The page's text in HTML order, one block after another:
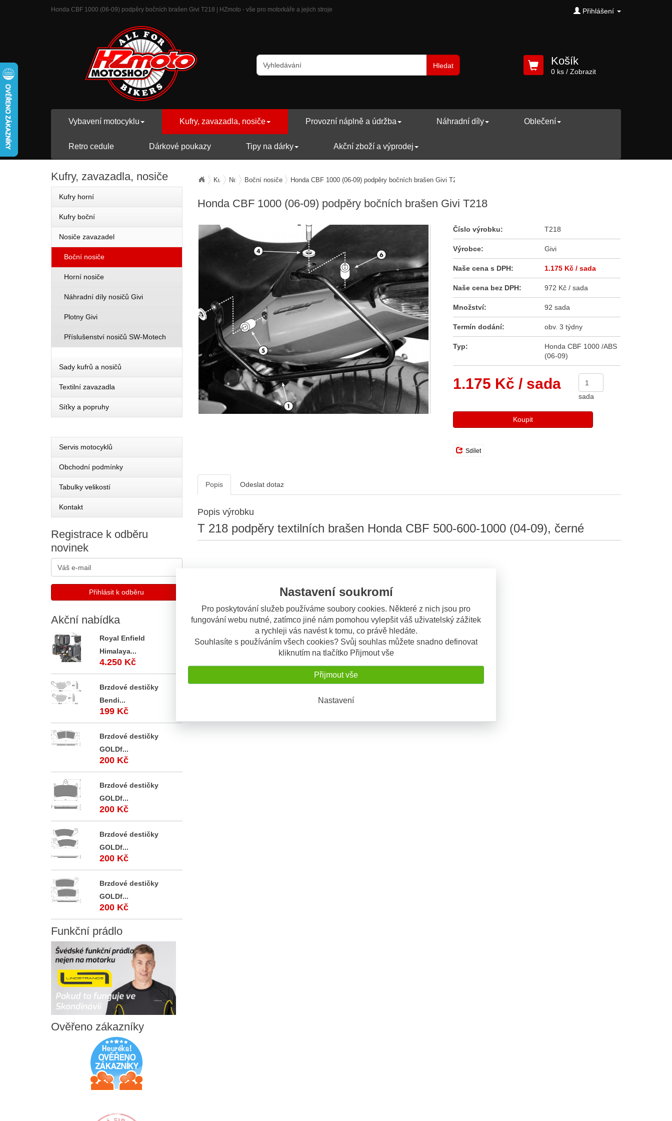
Nastavení soukromí
Pro poskytování služeb používáme soubory cookies. Některé z nich jsou pro
fungování webu nutné, zatímco jiné nám pomohou vylepšit váš uživatelský zážitek
a rychleji vás navést k tomu, co právě hledáte.
Souhlasíte s používáním všech cookies? Svůj souhlas můžete snadno definovat
kliknutím na tlačítko Přijmout vše
Přijmout vše
Nastavení
Honda CBF 1000 (06-09) podpěry bočních brašen Givi T218 | HZmoto - vše pro motorkáře a jejich stroje Přihlášení
Hledat Košík
0 ks/ Zobrazit
Vybavení motocyklu Kufry, zavazadla, nosiče Provozní náplně a údržba Náhradní díly Oblečení
Retro cedule Dárkové poukazy Tipy na dárky Akční zboží a výprodej
Kufry, zavazadla, nosiče
Nosiče zavazadel
Boční nosiče Honda CBF 1000 (06-09) podpěry bočních brašen Givi T218
Honda CBF 1000 (06-09) podpěry bočních brašen Givi T218
Číslo výrobku: T218
Výrobce: Givi
Naše cena s DPH: 1.175 Kč / sada
Naše cena bez DPH: 972 Kč / sada
Množství: 92 sada
Termín dodání: obv. 3 týdny
Typ:
Honda CBF 1000 /ABS
(06-09)
1.175 Kč / sada
sada
Koupit
Sdílet
Popis Odeslat dotaz
Popis výrobku
T 218 podpěry textilních brašen Honda CBF 500-600-1000 (04-09), černé
Kufry, zavazadla, nosiče
Kufry horní
Kufry boční
Nosiče zavazadel
Boční nosiče
Horní nosiče
Náhradní díly nosičů Givi
Plotny Givi
Příslušenství nosičů SW-Motech
Sady kufrů a nosičů
Textilní zavazadla
Síťky a popruhy
Servis motocyklů
Obchodní podmínky
Tabulky velikostí
Kontakt
Registrace k odběru
novinek
Akční nabídka
Royal Enfield
Himalaya...
4.250 Kč
Brzdové destičky
Bendi...
199 Kč
Brzdové destičky
GOLDf...
200 Kč
Brzdové destičky
GOLDf...
200 Kč
Brzdové destičky
GOLDf...
200 Kč
Brzdové destičky
GOLDf...
200 Kč
Funkční prádlo
Ověřeno zákazníky